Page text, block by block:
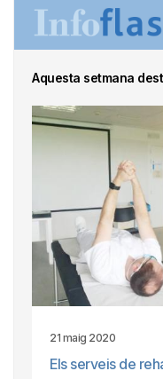
Aquesta setmana
21 maig 2020
Els serveis de